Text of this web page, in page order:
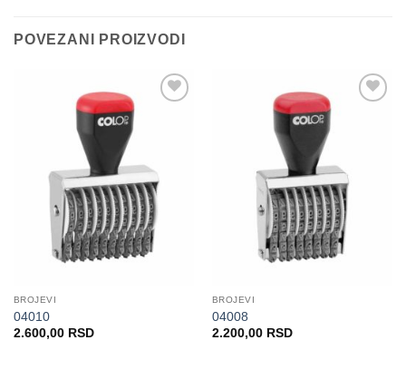
POVEZANI PROIZVODI
BROJEVI
04010
2.600,00 RSD
BROJEVI
04008
2.200,00 RSD